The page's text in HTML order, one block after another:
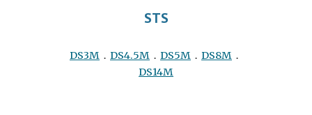
STS
DS3M ． DS4.5M ． DS5M ． DS8M ．
DS14M